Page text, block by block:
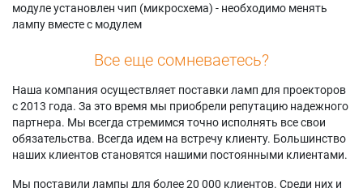
модуле установлен чип (микросхема) - необходимо менять
лампу вместе с модулем
Все еще сомневаетесь?
Наша компания осуществляет поставки ламп для проекторов
с 2013 года. За это время мы приобрели репутацию надежного
партнера. Мы всегда стремимся точно исполнять все свои
обязательства. Всегда идем на встречу клиенту. Большинство
наших клиентов становятся нашими постоянными клиентами.
Мы поставили лампы для более 20 000 клиентов. Среди них и